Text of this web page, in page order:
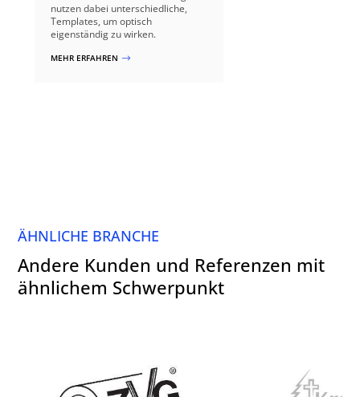
nutzen dabei unterschiedliche,
Templates, um optisch
eigenständig zu wirken.
MEHR ERFAHREN $
ÄHNLICHE BRANCHE
Andere Kunden und Referenzen mit
ähnlichem Schwerpunkt